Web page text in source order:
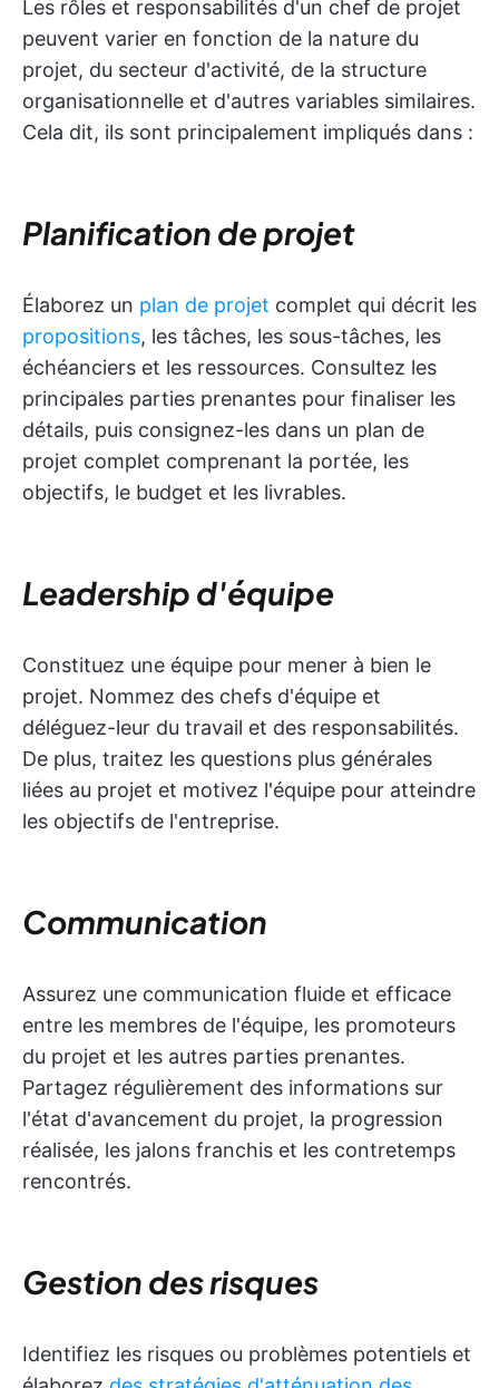
Les rôles et responsabilités d'un chef de projet
peuvent varier en fonction de la nature du
projet, du secteur d'activité, de la structure
organisationnelle et d'autres variables similaires.
Cela dit, ils sont principalement impliqués dans :
Planification de projet
Élaborez un plan de projet complet qui décrit les
propositions, les tâches, les sous-tâches, les
échéanciers et les ressources. Consultez les
principales parties prenantes pour finaliser les
détails, puis consignez-les dans un plan de
projet complet comprenant la portée, les
objectifs, le budget et les livrables.
Leadership d'équipe
Constituez une équipe pour mener à bien le
projet. Nommez des chefs d'équipe et
déléguez-leur du travail et des responsabilités.
De plus, traitez les questions plus générales
liées au projet et motivez l'équipe pour atteindre
les objectifs de l'entreprise.
Communication
Assurez une communication fluide et efficace
entre les membres de l'équipe, les promoteurs
du projet et les autres parties prenantes.
Partagez régulièrement des informations sur
l'état d'avancement du projet, la progression
réalisée, les jalons franchis et les contretemps
rencontrés.
Gestion des risques
Identifiez les risques ou problèmes potentiels et